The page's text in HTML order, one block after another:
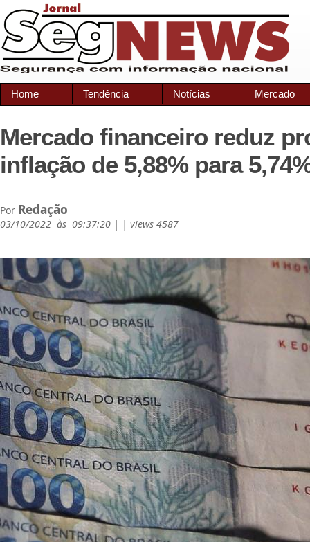
Home Tendência Notícias Mercado
Mercado financeiro reduz
inflação de 5,88% para
Por Redação
03/10/2022 às 09:37:20 | | views 4587